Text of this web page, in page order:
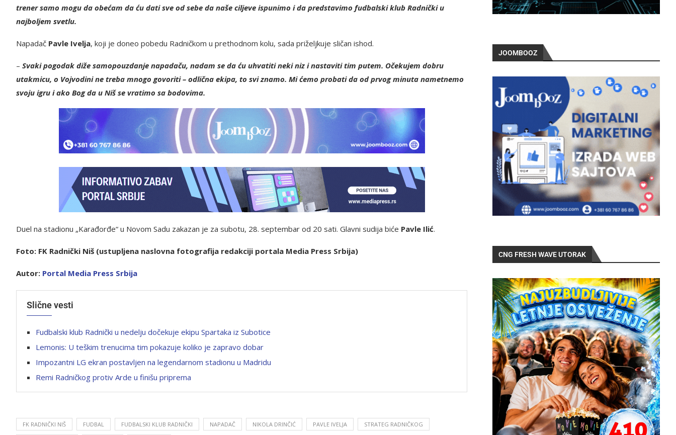
trener samo mogu da obećam da ću dati sve od sebe da naše ciljeve ispunimo i da predstavimo fudbalski klub Radnički u
najboljem svetlu.
Napadač Pavle Ivelja, koji je doneo pobedu Radničkom u prethodnom kolu, sada priželjkuje sličan ishod.
– Svaki pogodak diže samopouzdanje napadaču, nadam se da ću uhvatiti neki niz i nastaviti tim putem. Očekujem dobru
utakmicu, o Vojvodini ne treba mnogo govoriti – odlična ekipa, to svi znamo. Mi ćemo probati da od prvog minuta nametnemo
svoju igru i ako Bog da u Niš se vratimo sa bodovima.
Duel na stadionu „Karađorđe“ u Novom Sadu zakazan je za subotu, 28. septembar od 20 sati. Glavni sudija biće Pavle Ilić.
Foto: FK Radnički Niš (ustupljena naslovna fotografija redakciji portala Media Press Srbija)
Autor: Portal Media Press Srbija
Slične vesti
Fudbalski klub Radnički u nedelju dočekuje ekipu Spartaka iz Subotice
Lemonis: U teškim trenucima tim pokazuje koliko je zapravo dobar
Impozantni LG ekran postavljen na legendarnom stadionu u Madridu
Remi Radničkog protiv Arde u finišu priprema
FK RADNIČKI NIŠ FUDBAL FUDBALSKI KLUB RADNIČKI NAPADAČ NIKOLA DRINČIĆ PAVLE IVELJA STRATEG RADNIČKOG
JOOMBOOZ
CNG FRESH WAVE UTORAK